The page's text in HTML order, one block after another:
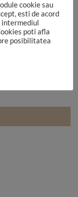
de setările
culorile pot sa
cookie sau
esti de acord
poti afla
posibilitatea